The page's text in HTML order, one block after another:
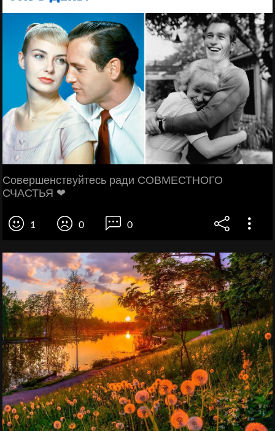
Совершенствуйтесь ради СОВМЕСТНОГО
СЧАСТЬЯ ❤
1 0 0